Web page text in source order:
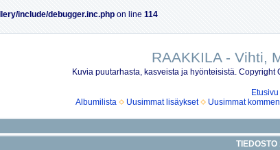
include/debugger.inc.php on line 114
RAAKKILA - Vihti,
Kuvia puutarhasta, kasveista ja hyönteisistä.
Etusivu
Albumilista
Uusimmat lisäykset Uusimmat
TIEDOSTO